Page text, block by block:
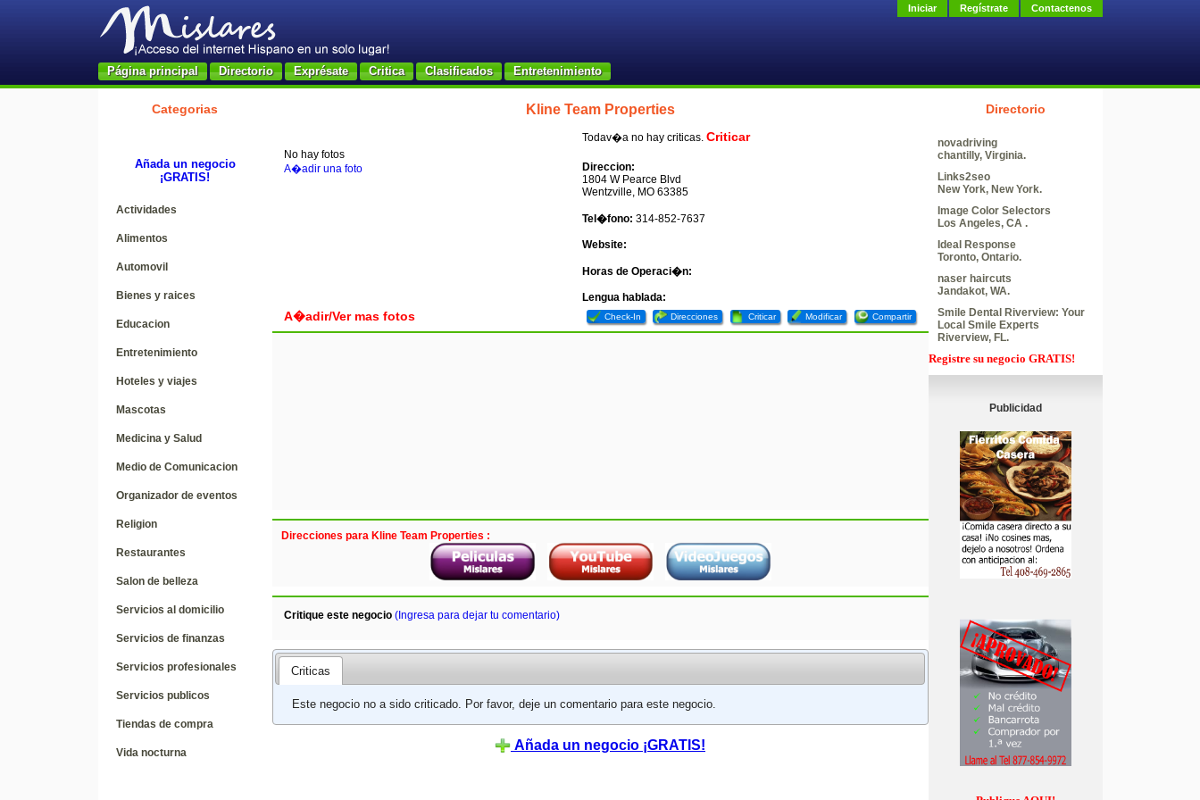
Iniciar Regístrate Contactenos
Página principal Directorio Exprésate Critica Clasificados Entretenimiento
Categorias
Añada un negocio
¡GRATIS!
Actividades
Alimentos
Automovil
Bienes y raices
Educacion
Entretenimiento
Hoteles y viajes
Mascotas
Medicina y Salud
Medio de Comunicacion
Organizador de eventos
Religion
Restaurantes
Salon de belleza
Servicios al domicilio
Servicios de finanzas
Servicios profesionales
Servicios publicos
Tiendas de compra
Vida nocturna
Kline Team Properties
Todav�a no hay criticas. Criticar
No hay fotos
A�adir una foto
Direccion:
1804 W Pearce Blvd
Wentzville, MO 63385
Tel�fono: 314-852-7637
Website:
Horas de Operaci�n:
Lengua hablada:
A�adir/Ver mas fotos Check-In Direcciones Criticar Modificar Compartir
Direcciones para Kline Team Properties :
Critique este negocio (Ingresa para dejar tu comentario)
Criticas
Este negocio no a sido criticado. Por favor, deje un comentario para este negocio.
Añada un negocio ¡GRATIS!
Directorio
novadriving
chantilly, Virginia.
Links2seo
New York, New York.
Image Color Selectors
Los Angeles, CA .
Ideal Response
Toronto, Ontario.
naser haircuts
Jandakot, WA.
Smile Dental Riverview: Your
Local Smile Experts
Riverview, FL.
Registre su negocio GRATIS!
Publicidad